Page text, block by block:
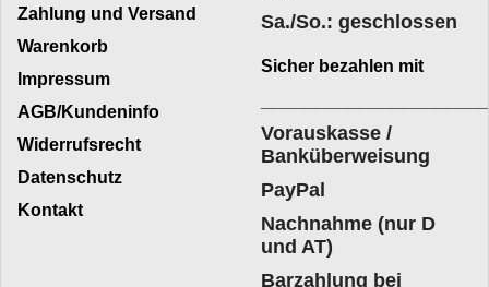
Sa./So.: geschlossen
Zahlung und Versand
Warenkorb
Impressum
AGB/Kundeninfo
Widerrufsrecht
Datenschutz
Kontakt
Sicher bezahlen mit
Vorauskasse /
Banküberweisung
PayPal
Nachnahme (nur D
und AT)
Barzahlung bei